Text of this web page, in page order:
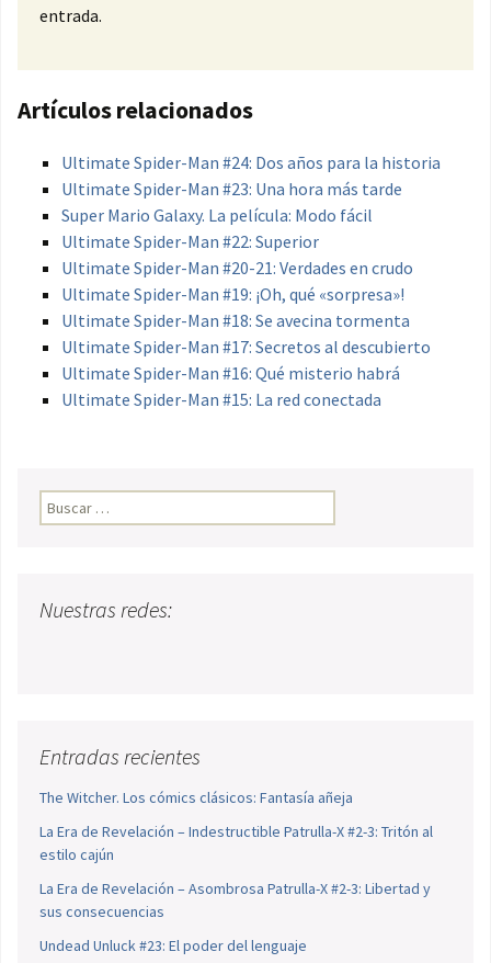
entrada.
Artículos relacionados
Ultimate Spider-Man #24: Dos años para la historia
Ultimate Spider-Man #23: Una hora más tarde
Super Mario Galaxy. La película: Modo fácil
Ultimate Spider-Man #22: Superior
Ultimate Spider-Man #20-21: Verdades en crudo
Ultimate Spider-Man #19: ¡Oh, qué «sorpresa»!
Ultimate Spider-Man #18: Se avecina tormenta
Ultimate Spider-Man #17: Secretos al descubierto
Ultimate Spider-Man #16: Qué misterio habrá
Ultimate Spider-Man #15: La red conectada
Buscar:
Nuestras redes:
Entradas recientes
The Witcher. Los cómics clásicos: Fantasía añeja
La Era de Revelación – Indestructible Patrulla-X #2-3: Tritón al
estilo cajún
La Era de Revelación – Asombrosa Patrulla-X #2-3: Libertad y
sus consecuencias
Undead Unluck #23: El poder del lenguaje